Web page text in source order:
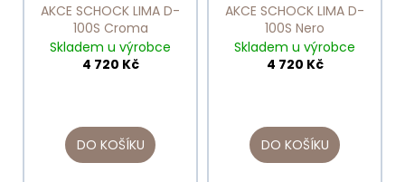
AKCE SCHOCK LIMA D-
100S Croma
Skladem u výrobce
4 720 Kč
DO KOŠÍKU
AKCE SCHOCK LIMA D-
100S Nero
Skladem u výrobce
4 720 Kč
DO KOŠÍKU